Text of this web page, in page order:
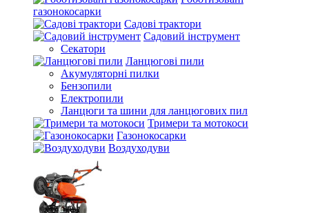
газонокосарки
Садові трактори
Садовий інструмент
Секатори
Ланцюгові пили
Акумуляторні пилки
Бензопили
Електропили
Ланцюги та шини для ланцюгових пил
Тримери та мотокоси
Газонокосарки
Воздуходуви